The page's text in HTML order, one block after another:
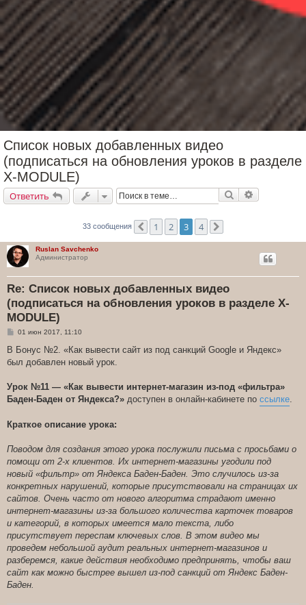
Список новых добавленных видео
(подписаться на обновления уроков в разделе
X-MODULE)
Ответить Поиск
33 сообщения Пред.
1 2 3 4
Ruslan Savchenko
Администратор
Re: Список новых добавленных видео
(подписаться на обновления уроков в разделе X-
MODULE)
С
о
щ
и
е
01 июн 2017, 11:10
В Бонус №2. «Как вывести сайт из под санкций Google и Яндекс»
был добавлен новый урок.
Урок №11 — «Как вывести интернет-магазин из-под «фильтра»
Баден-Баден от Яндекса?» доступен в онлайн-кабинете по ссылке.
Краткое описание урока:
Поводом для создания этого урока послужили письма с просьбами о
помощи от 2-х клиентов. Их интернет-магазины угодили под
новый «фильтр» от Яндекса Баден-Баден. Это случилось из-за
конкретных нарушений, которые присутствовали на страницах их
сайтов. Очень часто от нового алгоритма страдают именно
интернет-магазины из-за большого количества карточек товаров
и категорий, в которых имеется мало текста, либо
присутствует переспам ключевых слов. В этом видео мы
проведем небольшой аудит реальных интернет-магазинов и
разберемся, какие действия необходимо предпринять, чтобы ваш
сайт как можно быстрее вышел из-под санкций от Яндекс Баден-
Баден.